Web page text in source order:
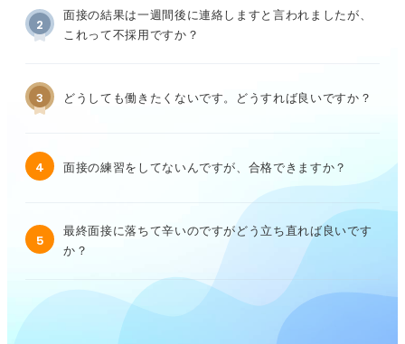
2
面接の結果は一週間後に連絡しますと言われましたが、
これって不採用ですか？
3 どうしても働きたくないです。どうすれば良いですか？
4 面接の練習をしてないんですが、合格できますか？
5
最終面接に落ちて辛いのですがどう立ち直れば良いです
か？